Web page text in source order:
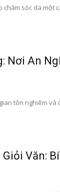
sóc da một
Nơi An
tôn nghiêm và
Văn: